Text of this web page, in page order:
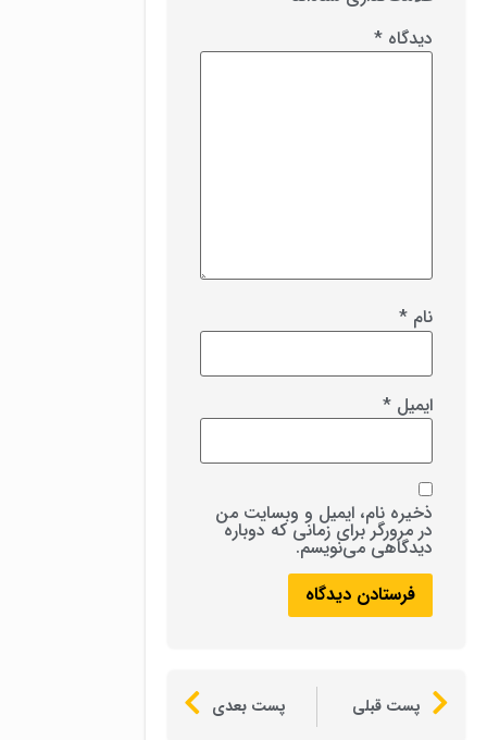
دیدگاه *
نام *
ایمیل *
ذخیره نام، ایمیل و وبسایت من
در مرورگر برای زمانی که دوباره
دیدگاهی می‌نویسم.
پست قبلی پست بعدی